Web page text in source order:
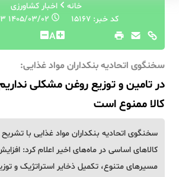
خانه
اخبار کشاورزی
کد خبر: 15167
A
سخنگوی اتحادیه بنکداران مواد غذایی:
در تامین و توزیع روغن مشکلی
کالا ممنوع است
سخنگوی اتحادیه بنکداران مواد غذایی با
کالاهای اساسی در ماه‌های اخیر اعلام کرد:
مسیرهای متنوع، تکمیل ذخایر استراتژیک و